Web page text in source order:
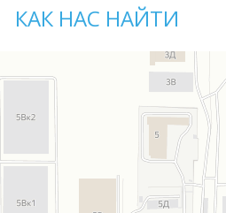
КАК НАС НАЙТИ